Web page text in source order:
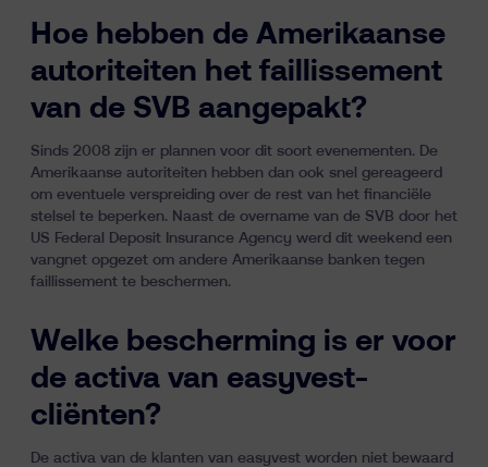
Hoe hebben de Amerikaanse
autoriteiten het faillissement
van de SVB aangepakt?
Sinds 2008 zijn er plannen voor dit soort evenementen. De
Amerikaanse autoriteiten hebben dan ook snel gereageerd
om eventuele verspreiding over de rest van het financiële
stelsel te beperken. Naast de overname van de SVB door het
US Federal Deposit Insurance Agency werd dit weekend een
vangnet opgezet om andere Amerikaanse banken tegen
faillissement te beschermen.
Welke bescherming is er voor
de activa van easyvest-
cliënten?
De activa van de klanten van easyvest worden niet bewaard